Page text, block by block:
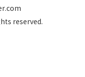
reserved.